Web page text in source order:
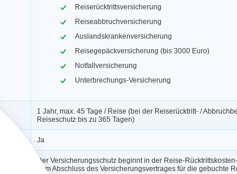
Reiserücktrittsversicherung
Reiseabbruchversicherung
Auslandskrankenversicherung
Reisegepäckversicherung (bis 3000 Euro)
Notfallversicherung
Unterbrechungs-Versicherung
1 Jahr, max. 45 Tage / Reise (bei der Reiserücktritt- /
Reiseschutz bis zu 365 Tagen)
Ja
Der Versicherungsschutz beginnt in der Reise-
dem Abschluss des Versicherungsvertrages für die gebuchte